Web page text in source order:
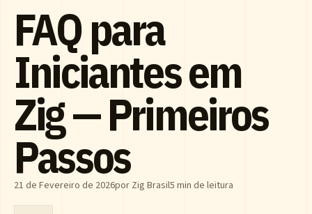
FAQ para
Iniciantes em
Zig — Primeiros
Passos
21 de Fevereiro de 2026por Zig Brasil5 min de leitura